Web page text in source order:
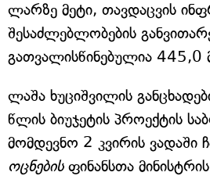
ლარზე მეტი, თავდაცვის
შესაძლებლობების
გათვალისწინებულია
ლაშა ხუციშვილის
წლის ბიუჯეტის პროექტის
მომდევნო 2 კვირის ვადაში
ოცნებისფინანსთა